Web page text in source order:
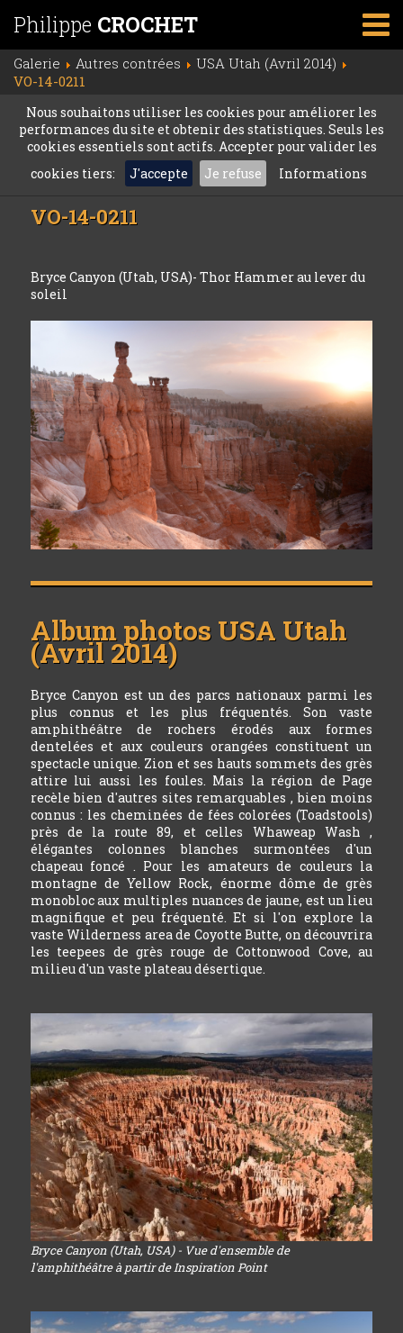
Philippe CROCHET
Galerie Autres contrées
USA Utah (Avril 2014)
VO-14-0211
Nous souhaitons utiliser les cookies pour améliorer les
performances du site et obtenir des statistiques. Seuls les
cookies essentiels sont actifs. Accepter pour valider les
cookies tiers:
J'accepte Je refuse Informations
VO-14-0211
Bryce Canyon (Utah, USA)- Thor Hammer au lever du
soleil
Album photos USA Utah
(Avril 2014)
Bryce Canyon est un des parcs nationaux parmi les
plus connus et les plus fréquentés. Son vaste
amphithéâtre de rochers érodés aux formes
dentelées et aux couleurs orangées constituent un
spectacle unique. Zion et ses hauts sommets des grès
attire lui aussi les foules. Mais la région de Page
recèle bien d'autres sites remarquables , bien moins
connus : les cheminées de fées colorées (Toadstools)
près de la route 89, et celles Whaweap Wash ,
élégantes colonnes blanches surmontées d'un
chapeau foncé . Pour les amateurs de couleurs la
montagne de Yellow Rock, énorme dôme de grès
monobloc aux multiples nuances de jaune, est un lieu
magnifique et peu fréquenté. Et si l'on explore la
vaste Wilderness area de Coyotte Butte, on découvrira
les teepees de grès rouge de Cottonwood Cove, au
milieu d'un vaste plateau désertique.
Bryce Canyon (Utah, USA) - Vue d'ensemble de
l'amphithéâtre à partir de Inspiration Point